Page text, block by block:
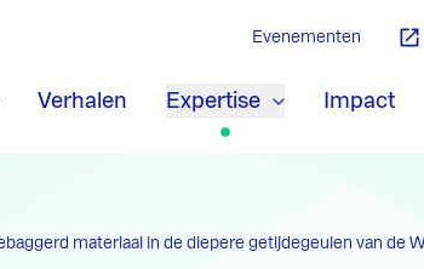
Verhalen Expertise Impact
Evenementen
materiaal in de diepere getijdegeulen van de